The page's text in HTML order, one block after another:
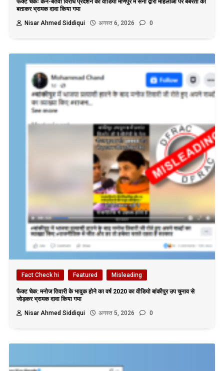
फैक्ट चेकः केन-बेतवा विरोध प्रदर्शन का वीडियो मणिपुर में सेना द्वारा महिलाओं पर बर्बरता का
बताकर भ्रामक दावा किया गया
Nisar Ahmed Siddiqui
अगस्त 6, 2026 0
Fact Check hi Featured Misleading
फैक्ट चेक: मनोज तिवारी के भावुक होने का वर्ष 2020 का वीडियो बांकीपुर उप चुनाव से
जोड़कर भ्रामक दावा किया गया
Nisar Ahmed Siddiqui
अगस्त 5, 2026 0